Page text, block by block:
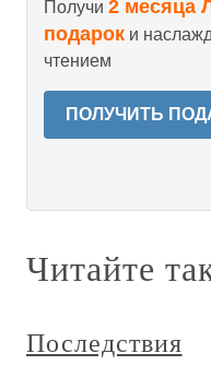
Получи 2 месяца
подарок и
чтением
ПОЛУЧИТЬ
Читайте
Последствия